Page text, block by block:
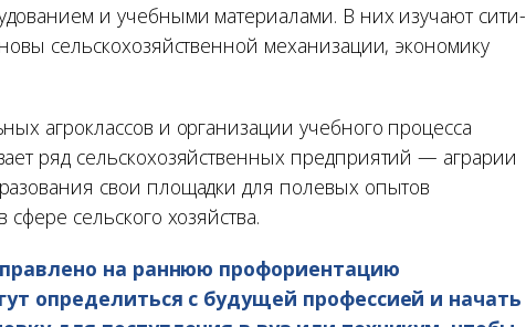
и учебными материалами. В них изучают сити-
сельскохозяйственной механизации, экономику
агроклассов и организации учебного процесса
ряд сельскохозяйственных предприятий — аграрии
свои площадки для полевых опытов
сельского хозяйства.
на раннюю профориентацию
определиться с будущей профессией и начать